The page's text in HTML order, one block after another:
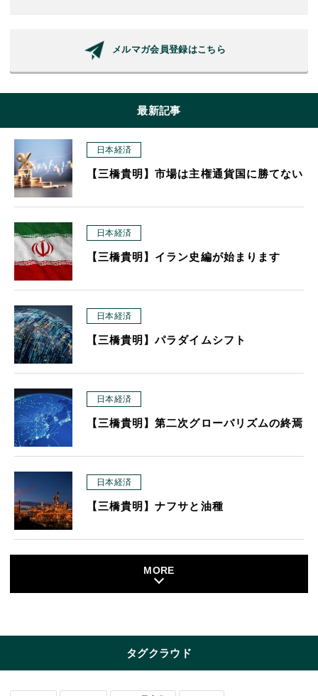
メルマガ会員登録はこちら
最新記事
日本経済
【三橋貴明】市場は主権通貨国に勝てない
日本経済
【三橋貴明】イラン史編が始まります
日本経済
【三橋貴明】パラダイムシフト
日本経済
【三橋貴明】第二次グローバリズムの終焉
日本経済
【三橋貴明】ナフサと油種
MORE
タグクラウド